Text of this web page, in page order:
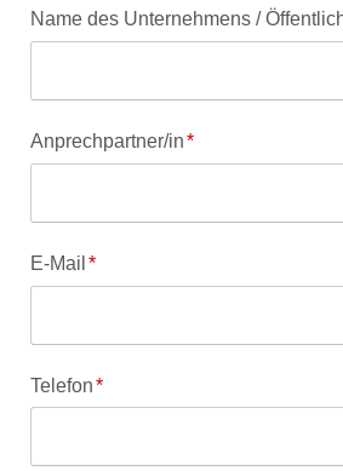
Pflichtfeld
Name des Unternehmens /
Pflichtfeld
Anprechpartner/in*
Pflichtfeld
E-Mail*
Pflichtfeld
Telefon*